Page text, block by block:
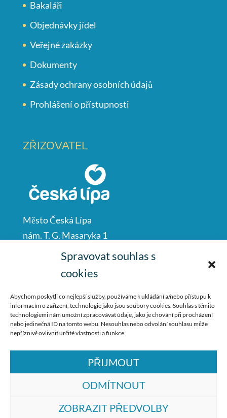
Spravovat souhlas s
cookies
Abychom poskytli co nejlepší služby, používáme k ukládání a/nebo přístupu k
informacím o zařízení, technologie jako jsou soubory cookies. Souhlas s těmito
technologiemi nám umožní zpracovávat údaje, jako je chování při procházení
nebo jedinečná ID na tomto webu. Nesouhlas nebo odvolání souhlasu může
nepříznivě ovlivnit určité vlastnosti a funkce.
PŘIJMOUT
ODMÍTNOUT
ZOBRAZIT PŘEDVOLBY
Bakaláři
Objednávky jídel
Veřejné zakázky
Dokumenty
Zásady ochrany osobních údajů
Prohlášení o přístupnosti
ZŘIZOVATEL
Město Česká Lípa
nám. T. G. Masaryka 1
Česká Lípa
487 881 111
podatelna@mucl.cz